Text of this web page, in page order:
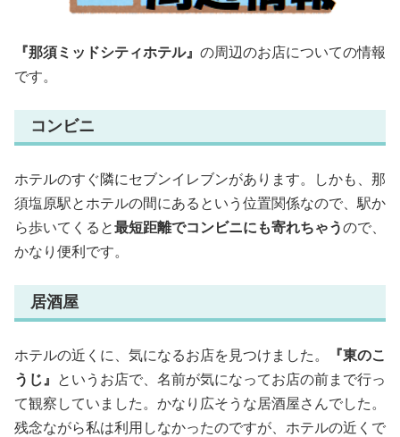
『那須ミッドシティホテル』 の周辺のお店についての情報
です。
コンビニ
ホテルのすぐ隣にセブンイレブンがあります。しかも、那
須塩原駅とホテルの間にあるという位置関係なので、駅か
ら歩いてくると最短距離でコンビニにも寄れちゃうので、
かなり便利です。
居酒屋
ホテルの近くに、気になるお店を見つけました。
『東のこ
うじ』
というお店で、名前が気になってお店の前まで行っ
て観察していました。かなり広そうな居酒屋さんでした。
残念ながら私は利用しなかったのですが、ホテルの近くで